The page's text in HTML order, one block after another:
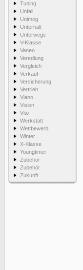
Tuning
Unfall
Unimog
Unterhalt
Unterwegs
V-Klasse
Vaneo
Veredlung
Vergleich
Verkauf
Versicherung
Vertrieb
Viano
Vision
Vito
Werkstatt
Wettbewerb
Winter
X-Klasse
Youngtimer
Zubehör
Zubehör
Zukunft